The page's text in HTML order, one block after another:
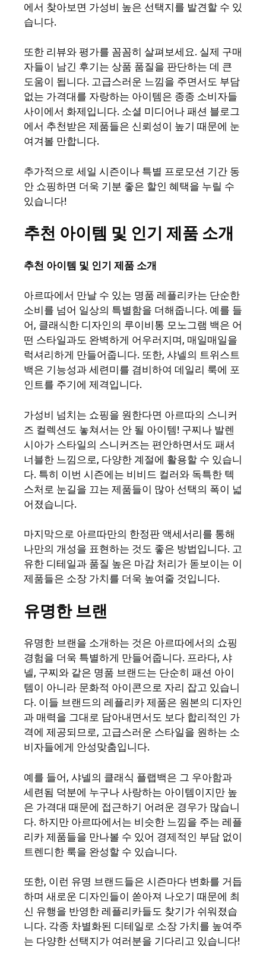
에서 찾아보면 가성비 높은 선택지를 발견할 수 있
습니다.
또한 리뷰와 평가를 꼼꼼히 살펴보세요. 실제 구매
자들이 남긴 후기는 상품 품질을 판단하는 데 큰
도움이 됩니다. 고급스러운 느낌을 주면서도 부담
없는 가격대를 자랑하는 아이템은 종종 소비자들
사이에서 화제입니다. 소셜 미디어나 패션 블로그
에서 추천받은 제품들은 신뢰성이 높기 때문에 눈
여겨볼 만합니다.
추가적으로 세일 시즌이나 특별 프로모션 기간 동
안 쇼핑하면 더욱 기분 좋은 할인 혜택을 누릴 수
있습니다!
추천 아이템 및 인기 제품 소개
추천 아이템 및 인기 제품 소개
아르따에서 만날 수 있는 명품 레플리카는 단순한
소비를 넘어 일상의 특별함을 더해줍니다. 예를 들
어, 클래식한 디자인의 루이비통 모노그램 백은 어
떤 스타일과도 완벽하게 어우러지며, 매일매일을
럭셔리하게 만들어줍니다. 또한, 샤넬의 트위스트
백은 기능성과 세련미를 겸비하여 데일리 룩에 포
인트를 주기에 제격입니다.
가성비 넘치는 쇼핑을 원한다면 아르따의 스니커
즈 컬렉션도 놓쳐서는 안 될 아이템! 구찌나 발렌
시아가 스타일의 스니커즈는 편안하면서도 패셔
너블한 느낌으로, 다양한 계절에 활용할 수 있습니
다. 특히 이번 시즌에는 비비드 컬러와 독특한 텍
스처로 눈길을 끄는 제품들이 많아 선택의 폭이 넓
어졌습니다.
마지막으로 아르따만의 한정판 액세서리를 통해
나만의 개성을 표현하는 것도 좋은 방법입니다. 고
유한 디테일과 품질 높은 마감 처리가 돋보이는 이
제품들은 소장 가치를 더욱 높여줄 것입니다.
유명한 브랜
유명한 브랜을 소개하는 것은 아르따에서의 쇼핑
경험을 더욱 특별하게 만들어줍니다. 프라다, 샤
넬, 구찌와 같은 명품 브랜드는 단순히 패션 아이
템이 아니라 문화적 아이콘으로 자리 잡고 있습니
다. 이들 브랜드의 레플리카 제품은 원본의 디자인
과 매력을 그대로 담아내면서도 보다 합리적인 가
격에 제공되므로, 고급스러운 스타일을 원하는 소
비자들에게 안성맞춤입니다.
예를 들어, 샤넬의 클래식 플랩백은 그 우아함과
세련됨 덕분에 누구나 사랑하는 아이템이지만 높
은 가격대 때문에 접근하기 어려운 경우가 많습니
다. 하지만 아르따에서는 비슷한 느낌을 주는 레플
리카 제품들을 만나볼 수 있어 경제적인 부담 없이
트렌디한 룩을 완성할 수 있습니다.
또한, 이런 유명 브랜드들은 시즌마다 변화를 거듭
하며 새로운 디자인들이 쏟아져 나오기 때문에 최
신 유행을 반영한 레플리카들도 찾기가 쉬워졌습
니다. 각종 차별화된 디테일로 소장 가치를 높여주
는 다양한 선택지가 여러분을 기다리고 있습니다!